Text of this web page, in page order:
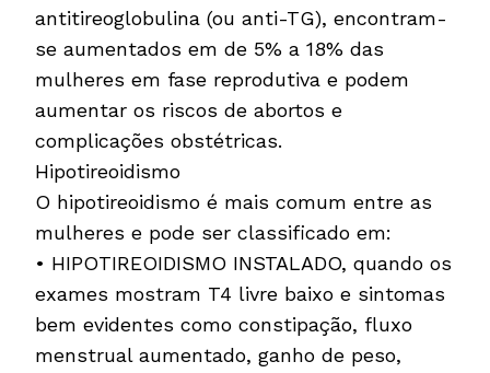
antitireoglobulina (ou anti-TG), encontram-
se aumentados em de 5% a 18% das
mulheres em fase reprodutiva e podem
aumentar os riscos de abortos e
complicações obstétricas.
Hipotireoidismo
O hipotireoidismo é mais comum entre as
mulheres e pode ser classificado em:
• HIPOTIREOIDISMO INSTALADO, quando os
exames mostram T4 livre baixo e sintomas
bem evidentes como constipação, fluxo
menstrual aumentado, ganho de peso,